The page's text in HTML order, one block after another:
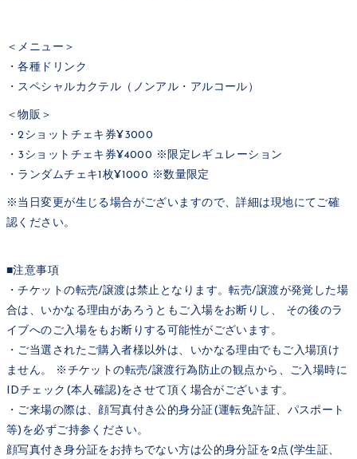
＜メニュー＞
・各種ドリンク
・スペシャルカクテル（ノンアル・アルコール）
＜物販＞
・2ショットチェキ券¥3000
・3ショットチェキ券¥4000 ※限定レギュレーション
・ランダムチェキ1枚¥1000 ※数量限定
※当日変更が生じる場合がございますので、詳細は現地にてご確
認ください。
■注意事項
・チケットの転売/譲渡は禁止となります。転売/譲渡が発覚した場
合は、いかなる理由があろうともご入場をお断りし、 その後のラ
イブへのご入場をもお断りする可能性がございます。
・ご当選されたご購入者様以外は、いかなる理由でもご入場頂け
ません。 ※チケットの転売/譲渡行為防止の観点から、ご入場時に
IDチェック(本人確認)をさせて頂く場合がございます。
・ご来場の際は、顔写真付き公的身分証(運転免許証、パスポート
等)を必ずご持参ください。
顔写真付き身分証をお持ちでない方は公的身分証を2点(学生証、